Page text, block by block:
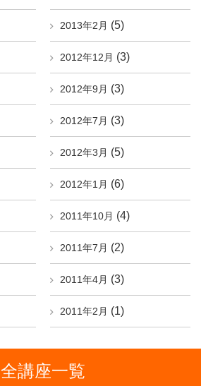
2013年2月 (5)
2012年12月 (3)
2012年9月 (3)
2012年7月 (3)
2012年3月 (5)
2012年1月 (6)
2011年10月 (4)
2011年7月 (2)
2011年4月 (3)
2011年2月 (1)
全講座一覧